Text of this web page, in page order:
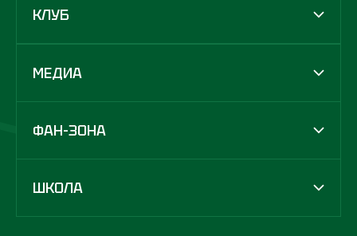
КЛУБ
МЕДИА
ФАН-ЗОНА
ШКОЛА